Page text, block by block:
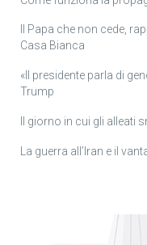
Il Papa che non cede,
Casa Bianca
«Il presidente parla di
Trump
Il giorno in cui gli alleati
La guerra all’Iran e il